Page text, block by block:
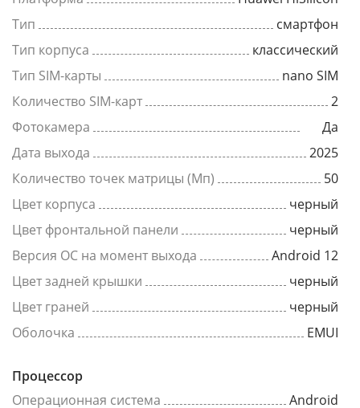
Тип
смартфон
Тип корпуса
классический
Тип SIM-карты
nano SIM
Количество SIM-карт
2
Фотокамера
Да
Дата выхода
2025
Количество точек матрицы (Мп)
50
Цвет корпуса
черный
Цвет фронтальной панели
черный
Версия ОС на момент выхода
Android 12
Цвет задней крышки
черный
Цвет граней
черный
Оболочка
EMUI
Процессор
Операционная система
Android